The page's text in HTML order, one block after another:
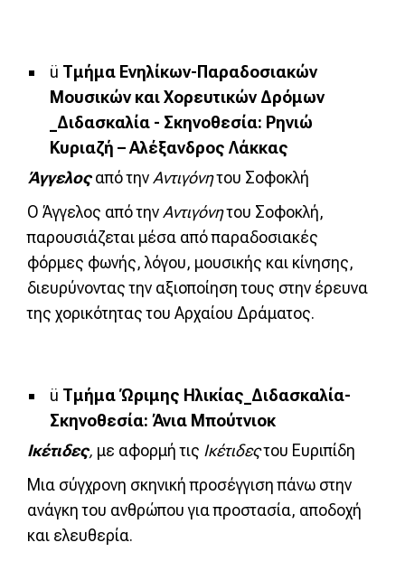
ü Τμήμα Ενηλίκων-Παραδοσιακών
Μουσικών και Χορευτικών Δρόμων
_Διδασκαλία - Σκηνοθεσία: Ρηνιώ
Κυριαζή – Αλέξανδρος Λάκκας
Άγγελοςαπό τηνΑντιγόνητου Σοφοκλή
Ο Άγγελος από τηνΑντιγόνητου Σοφοκλή,
παρουσιάζεται μέσα από παραδοσιακές
φόρμες φωνής, λόγου, μουσικής και κίνησης,
διευρύνοντας την αξιοποίηση τους στην έρευνα
της χορικότητας του Αρχαίου Δράματος.
ü Τμήμα Ώριμης Ηλικίας_Διδασκαλία-
Σκηνοθεσία: Άνια Μπούτνιοκ
Ικέτιδες, με αφορμή τις Ικέτιδεςτου Ευριπίδη
Μια σύγχρονη σκηνική προσέγγιση πάνω στην
ανάγκη του ανθρώπου για προστασία, αποδοχή
και ελευθερία.